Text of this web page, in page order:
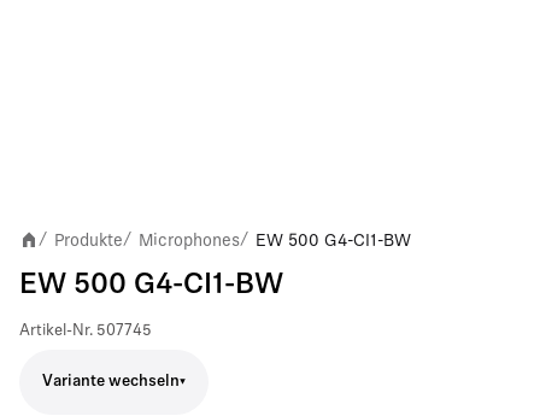
/ Produkte/ Microphones/ EW 500 G4-CI1-BW
EW 500 G4-CI1-BW
Artikel-Nr. 507745
Variante wechseln